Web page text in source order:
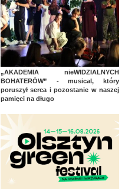
„AKADEMIA nieWIDZIALNYCH
BOHATERÓW” - musical, który
poruszył serca i pozostanie w naszej
pamięci na długo